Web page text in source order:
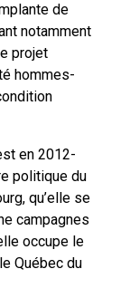
de
notamment
projet
hommes-
en 2012-
politique du
qu’elle se
campagnes
occupe le
Québec du